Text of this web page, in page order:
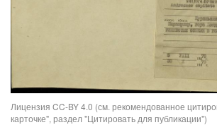
Лицензия CC-BY 4.0 (см. рекомендованное
карточке", раздел "Цитировать для публикации")